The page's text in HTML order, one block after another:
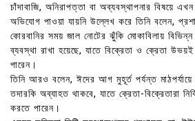
চাঁদাবাজি, অনিরাপত্তা বা অব্যবস্থাপনার বিষয়ে
অভিযোগ পাওয়া যায়নি উল্লেখ করে তিনি বলেন,
কোরবানির সময় জাল নোটের ঝুঁকি মোকাবিলায়
ব্যবস্থা রাখা হয়েছে, যাতে বিক্রেতা ও ক্রেতা
পারেন।
তিনি আরও বলেন, ঈদের আগ মুহূর্ত পর্যন্ত
তদারকি অব্যাহত থাকবে, যাতে ক্রেতা-বিক্রেতারা
করতে পারেন।